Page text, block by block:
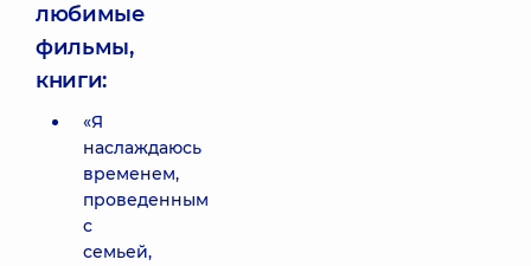
любимые
фильмы,
книги:
«Я
наслаждаюсь
временем,
проведенным
с
семьей,